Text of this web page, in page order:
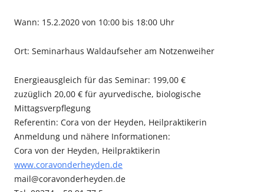
Wann: 15.2.2020 von 10:00 bis 18:00 Uhr
Ort: Seminarhaus Waldaufseher am Notzenweiher
Energieausgleich für das Seminar: 199,00 €
zuzüglich 20,00 € für ayurvedische, biologische
Mittagsverpflegung
Referentin: Cora von der Heyden, Heilpraktikerin
Anmeldung und nähere Informationen:
Cora von der Heyden, Heilpraktikerin
www.coravonderheyden.de
mail@coravonderheyden.de